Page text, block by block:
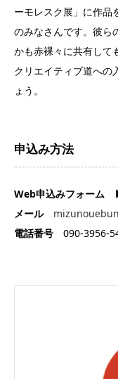
ーモレスク展」に作品
のみなさんです。彼ら
かも赤裸々に共有して
クリエイティブ道への
ょう。
申込み方法
Web申込みフォーム
メール
電話番号 090-3956-